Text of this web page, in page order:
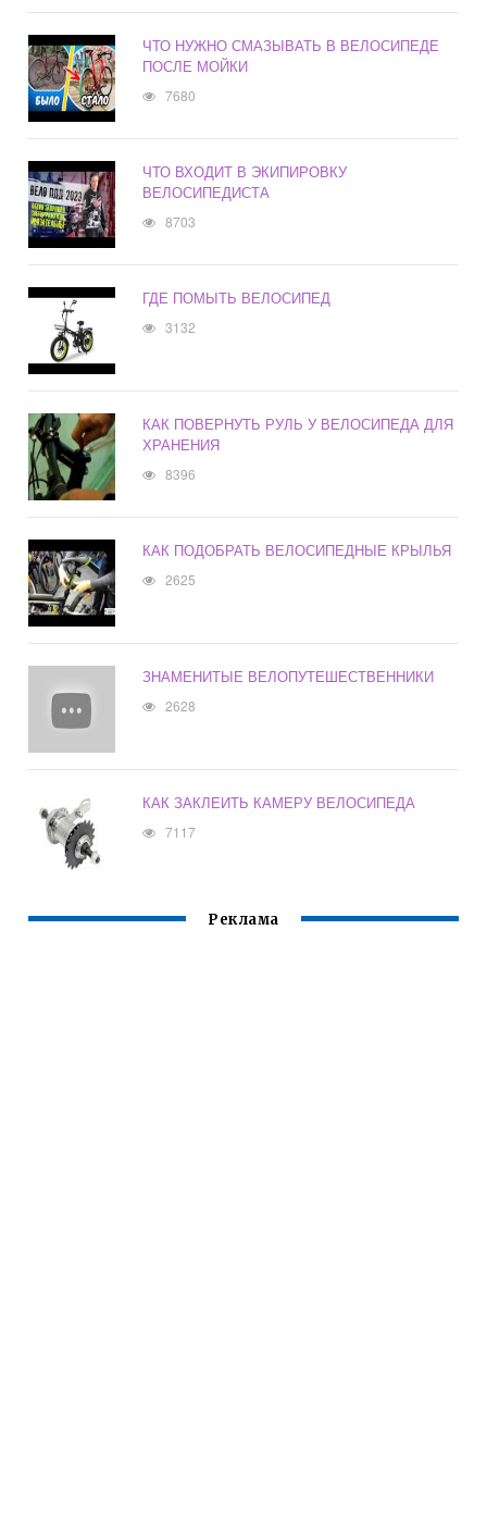
ЧТО НУЖНО СМАЗЫВАТЬ В ВЕЛОСИПЕДЕ
ПОСЛЕ МОЙКИ
7680
ЧТО ВХОДИТ В ЭКИПИРОВКУ
ВЕЛОСИПЕДИСТА
8703
ГДЕ ПОМЫТЬ ВЕЛОСИПЕД
3132
КАК ПОВЕРНУТЬ РУЛЬ У ВЕЛОСИПЕДА ДЛЯ
ХРАНЕНИЯ
8396
КАК ПОДОБРАТЬ ВЕЛОСИПЕДНЫЕ КРЫЛЬЯ
2625
ЗНАМЕНИТЫЕ ВЕЛОПУТЕШЕСТВЕННИКИ
2628
КАК ЗАКЛЕИТЬ КАМЕРУ ВЕЛОСИПЕДА
7117
Реклама